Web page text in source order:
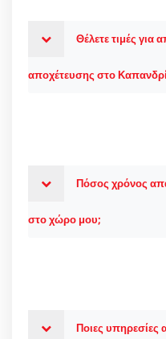
Θέλετε τιμές για
αποχέτευσης στο
Πόσος χρόνος
στο χώρο μου;
Ποιες υπηρεσίες